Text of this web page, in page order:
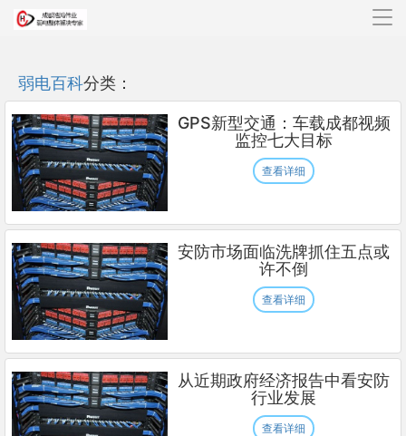
导
弱电百科分类：
GPS新型交通：车载成都视频
监控七大目标
查看详细
安防市场面临洗牌抓住五点或
许不倒
查看详细
从近期政府经济报告中看安防
行业发展
查看详细